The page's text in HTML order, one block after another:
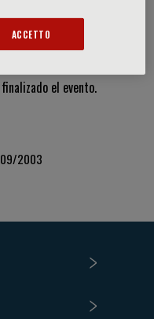
el evento.
2003
ACCETTO